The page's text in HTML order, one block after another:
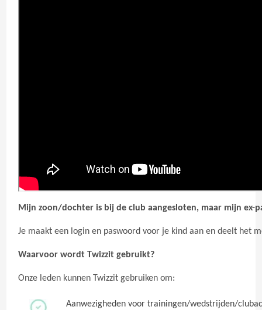
Mijn zoon/dochter is bij de club aangesloten, maar mijn
Je maakt een login en paswoord voor je kind aan en deelt het
Waarvoor wordt Twizzit gebruikt?
Onze leden kunnen Twizzit gebruiken om:
Aanwezigheden voor trainingen/wedstrijden/